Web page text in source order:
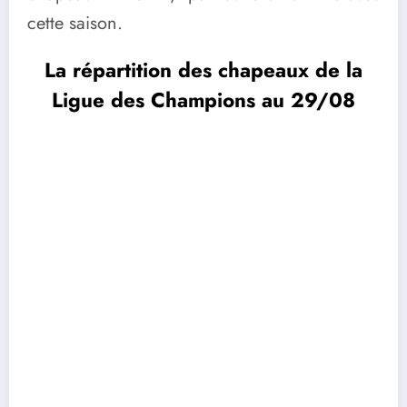
cette saison.
La répartition des chapeaux de la
Ligue des Champions au 29/08